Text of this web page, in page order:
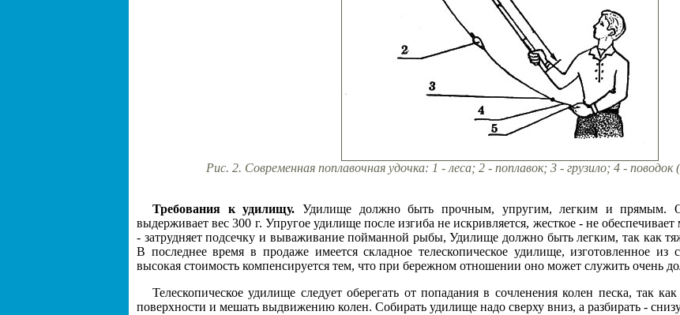
Рис. 2. Современная поплавочная удочка: 1 - леса; 2 - поплавок; 3 - грузило; 4 - поводок
Требования к удилищу. Удилище должно быть прочным, упругим, легким и прямым.
выдерживает вес 300 г. Упругое удилище после изгиба не искривляется, жесткое - не
- затрудняет подсечку и вываживание пойманной рыбы, Удилище должно быть легким, так как
В последнее время в продаже имеется складное телескопическое удилище, изготовленное из
высокая стоимость компенсируется тем, что при бережном отношении оно может служить очень
Телескопическое удилище следует оберегать от попадания в сочленения колен песка, так
поверхности и мешать выдвижению колен. Собирать удилище надо сверху вниз, а разбирать -